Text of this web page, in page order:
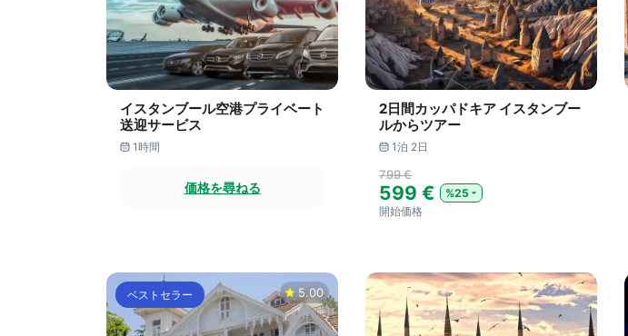
イスタンブール空港プライベート
送迎サービス
1時間
価格を尋ねる
2日間カッパドキア イスタンブー
ルからツアー
1泊 2日
799 €
599 €
%25
開始価格
ベストセラー 5.00